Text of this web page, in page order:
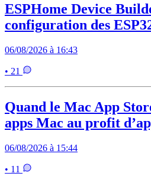
ESPHome Device
configuration des
06/08/2026 à 16:43
• 21
Quand le Mac App
apps Mac au profit
06/08/2026 à 15:44
• 11